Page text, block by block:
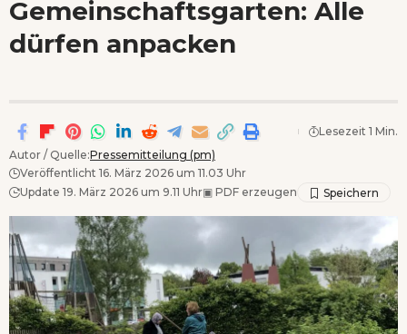
Gemeinschaftsgarten: Alle
dürfen anpacken
Autor / Quelle:Pressemitteilung (pm)
Veröffentlicht 16. März 2026 um 11.03 Uhr
Update 19. März 2026 um 9.11 Uhr▣ PDF erzeugen
Lesezeit 1 Min.